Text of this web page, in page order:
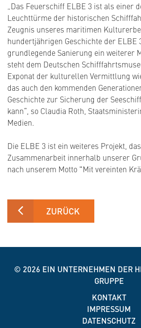
„Das Feuerschiff ELBE 3 ist als einer
Leuchttürme der historischen
Zeugnis unseres maritimen
hundertjährigen Geschichte der ELBE
grundlegende Sanierung ein weiterer
steht dem Deutschen
Exponat der kulturellen Vermittlung
das auch den kommenden
Geschichte zur Sicherung der
kann“, so Claudia Roth,
Medien.
Die ELBE 3 ist ein weiteres Projekt,
Zusammenarbeit innerhalb unserer
nach unserem Motto "Mit vereinten
ZURÜCK
© 2026 EIN UNTERNEHMEN DER
GRUPPE
KONTAKT
IMPRESSUM
DATENSCHUTZ